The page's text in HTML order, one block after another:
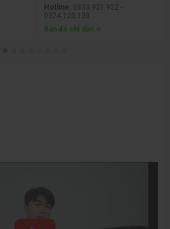
Hotline: 0833.921.922 -
0374.120.130
Bản đồ chỉ dẫn